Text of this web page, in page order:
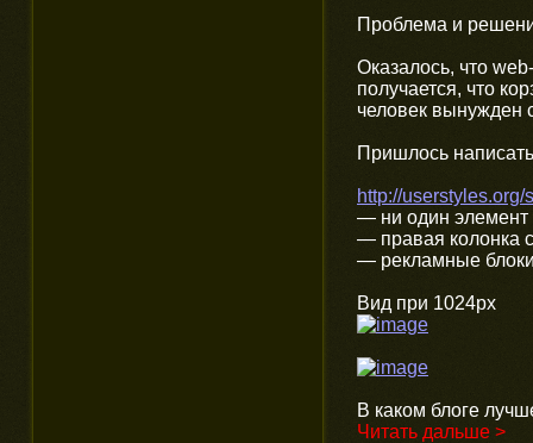
Проблема и
Оказалось, что
получается, что
человек вынужден
Пришлось
http://
— ни один элемент
— правая колонка
— рекламные
Вид при 1024px
В каком блоге
Читать дальше >